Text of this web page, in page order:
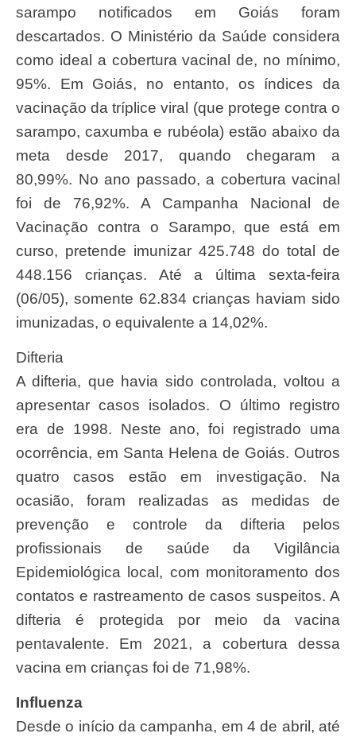
sarampo notificados em Goiás foram
descartados. O Ministério da Saúde considera
como ideal a cobertura vacinal de, no mínimo,
95%. Em Goiás, no entanto, os índices da
vacinação da tríplice viral (que protege contra o
sarampo, caxumba e rubéola) estão abaixo da
meta desde 2017, quando chegaram a
80,99%. No ano passado, a cobertura vacinal
foi de 76,92%. A Campanha Nacional de
Vacinação contra o Sarampo, que está em
curso, pretende imunizar 425.748 do total de
448.156 crianças. Até a última sexta-feira
(06/05), somente 62.834 crianças haviam sido
imunizadas, o equivalente a 14,02%.
Difteria
A difteria, que havia sido controlada, voltou a
apresentar casos isolados. O último registro
era de 1998. Neste ano, foi registrado uma
ocorrência, em Santa Helena de Goiás. Outros
quatro casos estão em investigação. Na
ocasião, foram realizadas as medidas de
prevenção e controle da difteria pelos
profissionais de saúde da Vigilância
Epidemiológica local, com monitoramento dos
contatos e rastreamento de casos suspeitos. A
difteria é protegida por meio da vacina
pentavalente. Em 2021, a cobertura dessa
vacina em crianças foi de 71,98%.
Influenza
Desde o início da campanha, em 4 de abril, até